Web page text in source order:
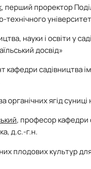
, перший проректор
технічного
науки і освіти у
досвід»
кафедри садівництва
органічних ягід суниці
, професор кафедри
д.с.-г.н.
плодових культур